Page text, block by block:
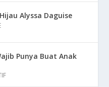
Alyssa Daguise
Punya Buat Anak